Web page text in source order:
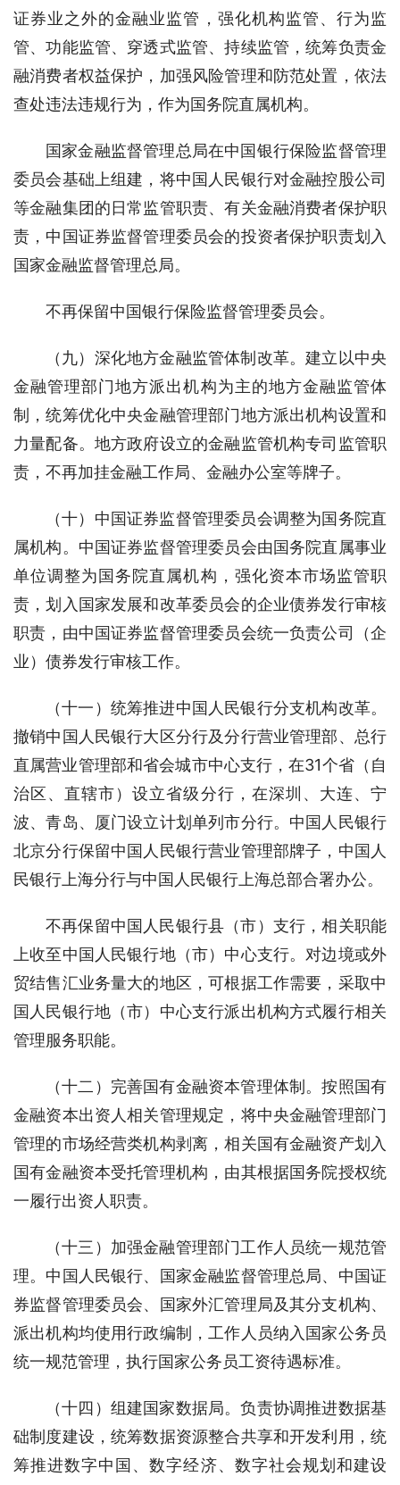
证券业之外的金融业监管，强化机构监管、行为监
管、功能监管、穿透式监管、持续监管，统筹负责金
融消费者权益保护，加强风险管理和防范处置，依法
查处违法违规行为，作为国务院直属机构。
国家金融监督管理总局在中国银行保险监督管理
委员会基础上组建，将中国人民银行对金融控股公司
等金融集团的日常监管职责、有关金融消费者保护职
责，中国证券监督管理委员会的投资者保护职责划入
国家金融监督管理总局。
不再保留中国银行保险监督管理委员会。
（九）深化地方金融监管体制改革。建立以中央
金融管理部门地方派出机构为主的地方金融监管体
制，统筹优化中央金融管理部门地方派出机构设置和
力量配备。地方政府设立的金融监管机构专司监管职
责，不再加挂金融工作局、金融办公室等牌子。
（十）中国证券监督管理委员会调整为国务院直
属机构。中国证券监督管理委员会由国务院直属事业
单位调整为国务院直属机构，强化资本市场监管职
责，划入国家发展和改革委员会的企业债券发行审核
职责，由中国证券监督管理委员会统一负责公司（企
业）债券发行审核工作。
（十一）统筹推进中国人民银行分支机构改革。
撤销中国人民银行大区分行及分行营业管理部、总行
直属营业管理部和省会城市中心支行，在31个省（自
治区、直辖市）设立省级分行，在深圳、大连、宁
波、青岛、厦门设立计划单列市分行。中国人民银行
北京分行保留中国人民银行营业管理部牌子，中国人
民银行上海分行与中国人民银行上海总部合署办公。
不再保留中国人民银行县（市）支行，相关职能
上收至中国人民银行地（市）中心支行。对边境或外
贸结售汇业务量大的地区，可根据工作需要，采取中
国人民银行地（市）中心支行派出机构方式履行相关
管理服务职能。
（十二）完善国有金融资本管理体制。按照国有
金融资本出资人相关管理规定，将中央金融管理部门
管理的市场经营类机构剥离，相关国有金融资产划入
国有金融资本受托管理机构，由其根据国务院授权统
一履行出资人职责。
（十三）加强金融管理部门工作人员统一规范管
理。中国人民银行、国家金融监督管理总局、中国证
券监督管理委员会、国家外汇管理局及其分支机构、
派出机构均使用行政编制，工作人员纳入国家公务员
统一规范管理，执行国家公务员工资待遇标准。
（十四）组建国家数据局。负责协调推进数据基
础制度建设，统筹数据资源整合共享和开发利用，统
筹推进数字中国、数字经济、数字社会规划和建设